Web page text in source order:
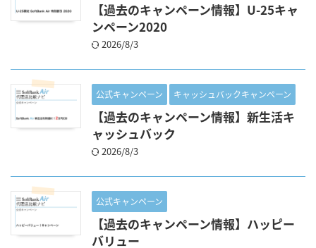
【過去のキャンペーン情報】U-25キャ
ンペーン2020
2026/8/3
公式キャンペーン キャッシュバックキャンペーン
【過去のキャンペーン情報】新生活キ
ャッシュバック
2026/8/3
公式キャンペーン
【過去のキャンペーン情報】ハッピー
バリュー